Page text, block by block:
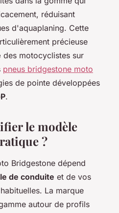
réduisant
d'aquaplaning. Cette
précieuse
des motocyclistes sur
pneus bridgestone moto
de pointe développées
.
le modèle
?
Bridgestone dépend
de conduite et de vos
La marque
autour de profils